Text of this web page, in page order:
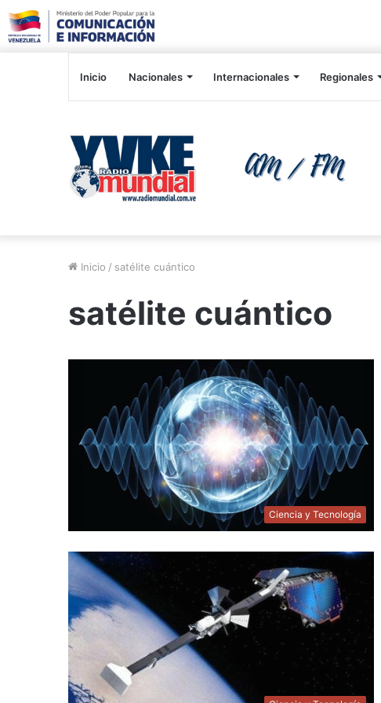
Inicio Nacionales Internacionales Regionales
Inicio / satélite cuántico
satélite cuántico
Ciencia y Tecnología